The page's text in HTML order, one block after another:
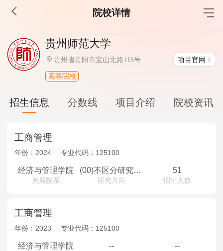
院校详情
MBA工商管理
院校库 考试报名 招生政策 学制学费
报名流程
考试真题
报考经验
MEM工程管理
考试真题
报考经验
院校库 考试报名 招生政策
报名流程
MPAcc会计专硕
院校库 考试报名 招生政策
报名流程
贵州师范大学
贵州省贵阳市宝山北路116号 项目官网
高等院校
招生信息 分数线 项目介绍 院校资讯
工商管理
年份： 2024 专业代码： 125100
经济与管理学院
所属院系
(00)不区分研究方向
研究方向
51
招生人数
工商管理
年份： 2023 专业代码： 125100
经济与管理学院 -- --